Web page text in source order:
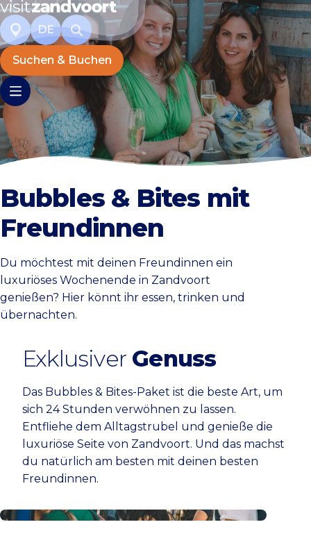
DE
Suchen & Buchen
Bubbles & Bites mit
Freundinnen
Du möchtest mit deinen Freundinnen ein
luxuriöses Wochenende in Zandvoort
genießen? Hier könnt ihr essen, trinken und
übernachten.
Exklusiver Genuss
Das Bubbles & Bites-Paket ist die beste Art, um
sich 24 Stunden verwöhnen zu lassen.
Entfliehe dem Alltagstrubel und genieße die
luxuriöse Seite von Zandvoort. Und das machst
du natürlich am besten mit deinen besten
Freundinnen.
Plane deine Reise